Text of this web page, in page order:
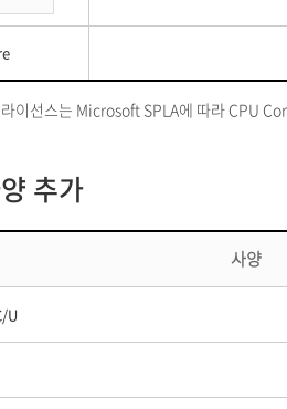
이선스는 Microsoft SPLA에 따라 CPU
추가
사양
U